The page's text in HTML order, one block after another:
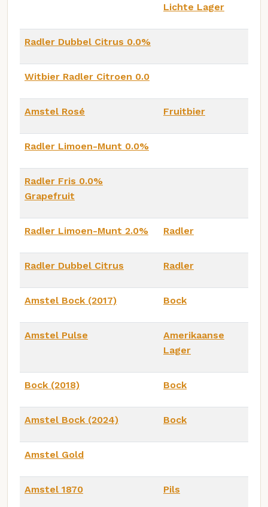
Lichte Lager
Radler Dubbel Citrus 0.0%
Witbier Radler Citroen 0.0
Amstel Rosé Fruitbier
Radler Limoen-Munt 0.0%
Radler Fris 0.0%
Grapefruit
Radler Limoen-Munt 2.0% Radler
Radler Dubbel Citrus Radler
Amstel Bock (2017) Bock
Amstel Pulse
Amerikaanse
Lager
Bock (2018) Bock
Amstel Bock (2024) Bock
Amstel Gold
Amstel 1870 Pils